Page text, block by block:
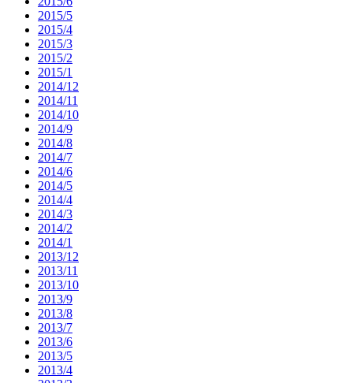
2015/5
2015/4
2015/3
2015/2
2015/1
2014/12
2014/11
2014/10
2014/9
2014/8
2014/7
2014/6
2014/5
2014/4
2014/3
2014/2
2014/1
2013/12
2013/11
2013/10
2013/9
2013/8
2013/7
2013/6
2013/5
2013/4